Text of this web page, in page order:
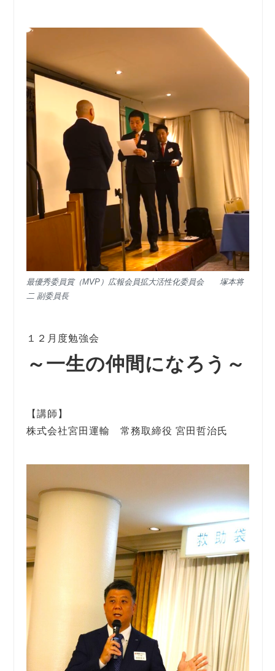
最優秀委員賞（MVP）広報会員拡大活性化委員会 塚本将
二 副委員長
１２月度勉強会
～一生の仲間になろう～
【講師】
株式会社宮田運輸 常務取締役 宮田哲治氏